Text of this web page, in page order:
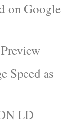
on Google
Speed as
LD